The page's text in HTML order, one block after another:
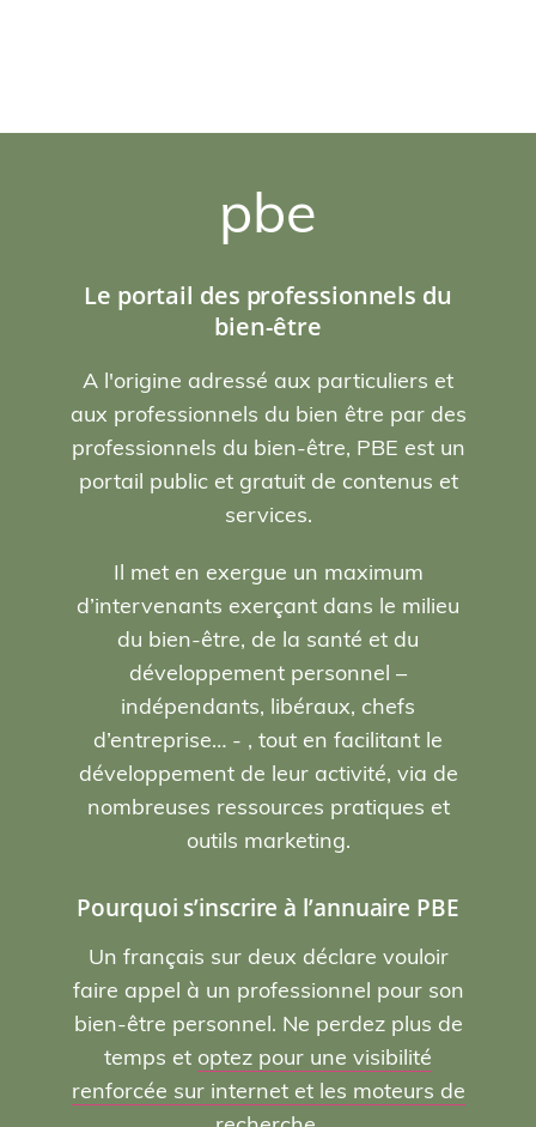
pbe
Le portail des professionnels du
bien-être
A l'origine adressé aux particuliers et
aux professionnels du bien être par des
professionnels du bien-être, PBE est un
portail public et gratuit de contenus et
services.
Il met en exergue un maximum
d’intervenants exerçant dans le milieu
du bien-être, de la santé et du
développement personnel –
indépendants, libéraux, chefs
d’entreprise… - , tout en facilitant le
développement de leur activité, via de
nombreuses ressources pratiques et
outils marketing.
Pourquoi s’inscrire à l’annuaire PBE
Un français sur deux déclare vouloir
faire appel à un professionnel pour son
bien-être personnel. Ne perdez plus de
temps et optez pour une visibilité
renforcée sur internet et les moteurs de